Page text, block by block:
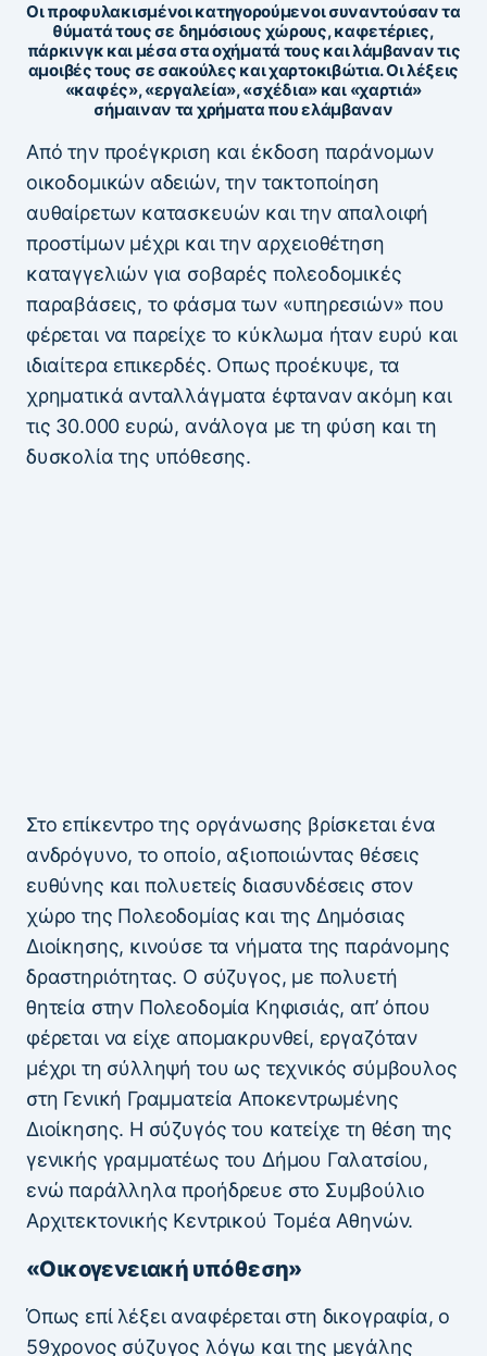
Οι προφυλακισμένοι κατηγορούμενοι συναντούσαν τα
θύματά τους σε δημόσιους χώρους, καφετέριες,
πάρκινγκ και μέσα στα οχήματά τους και λάμβαναν τις
αμοιβές τους σε σακούλες και χαρτοκιβώτια. Οι λέξεις
«καφές», «εργαλεία», «σχέδια» και «χαρτιά»
σήμαιναν τα χρήματα που ελάμβαναν
Από την προέγκριση και έκδοση παράνομων
οικοδομικών αδειών, την τακτοποίηση
αυθαίρετων κατασκευών και την απαλοιφή
προστίμων μέχρι και την αρχειοθέτηση
καταγγελιών για σοβαρές πολεοδομικές
παραβάσεις, το φάσμα των «υπηρεσιών» που
φέρεται να παρείχε το κύκλωμα ήταν ευρύ και
ιδιαίτερα επικερδές. Οπως προέκυψε, τα
χρηματικά ανταλλάγματα έφταναν ακόμη και
τις 30.000 ευρώ, ανάλογα με τη φύση και τη
δυσκολία της υπόθεσης.
Στο επίκεντρο της οργάνωσης βρίσκεται ένα
ανδρόγυνο, το οποίο, αξιοποιώντας θέσεις
ευθύνης και πολυετείς διασυνδέσεις στον
χώρο της Πολεοδομίας και της Δημόσιας
Διοίκησης, κινούσε τα νήματα της παράνομης
δραστηριότητας. Ο σύζυγος, με πολυετή
θητεία στην Πολεοδομία Κηφισιάς, απ’ όπου
φέρεται να είχε απομακρυνθεί, εργαζόταν
μέχρι τη σύλληψή του ως τεχνικός σύμβουλος
στη Γενική Γραμματεία Αποκεντρωμένης
Διοίκησης. Η σύζυγός του κατείχε τη θέση της
γενικής γραμματέως του Δήμου Γαλατσίου,
ενώ παράλληλα προήδρευε στο Συμβούλιο
Αρχιτεκτονικής Κεντρικού Τομέα Αθηνών.
«Οικογενειακή υπόθεση»
Όπως επί λέξει αναφέρεται στη δικογραφία, ο
59χρονος σύζυγος λόγω και της μεγάλης